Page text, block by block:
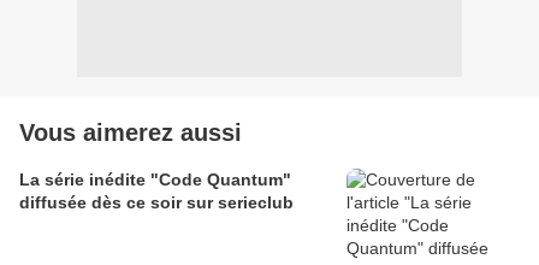
Vous aimerez aussi
La série inédite "Code Quantum"
diffusée dès ce soir sur serieclub